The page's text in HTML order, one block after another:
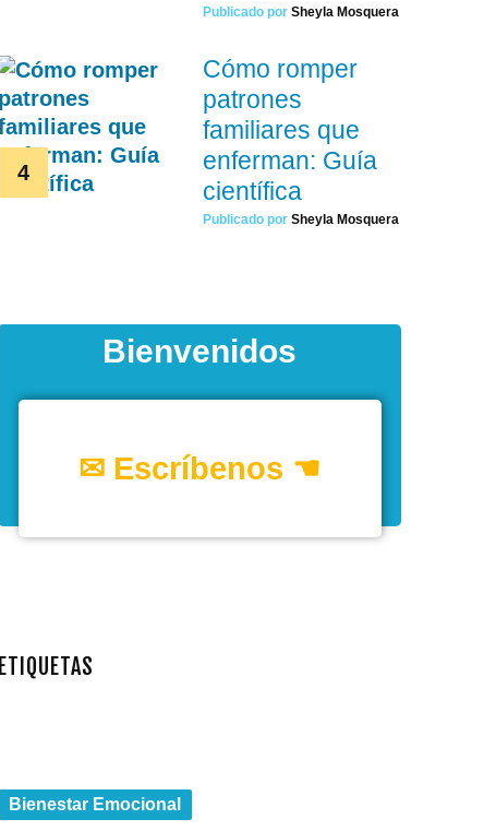
Publicado por Sheyla Mosquera
Cómo romper
patrones
familiares que
enferman: Guía
científica
Publicado por Sheyla Mosquera
Bienvenidos
✉ Escríbenos ☚
ETIQUETAS
Bienestar Emocional